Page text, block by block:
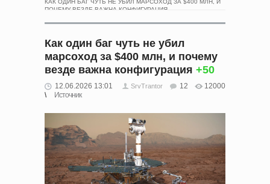
ПОЧЕМУ ВЕЗДЕ ВАЖНА КОНФИГУРАЦИЯ
Как один баг чуть не убил
марсоход за $400 млн, и почему
везде важна конфигурация +50
12.06.2026 13:01 SrvTrantor 12
12000
Источник